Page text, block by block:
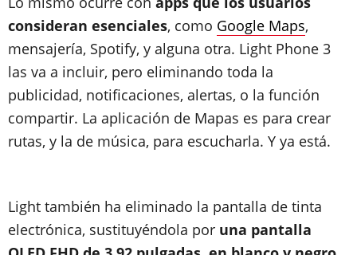
consideran esenciales, como Google Maps,
mensajería, Spotify, y alguna otra. Light Phone 3
las va a incluir, pero eliminando toda la
publicidad, notificaciones, alertas, o la función
compartir. La aplicación de Mapas es para crear
rutas, y la de música, para escucharla. Y ya está.
Light también ha eliminado la pantalla de tinta
electrónica, sustituyéndola por una pantalla